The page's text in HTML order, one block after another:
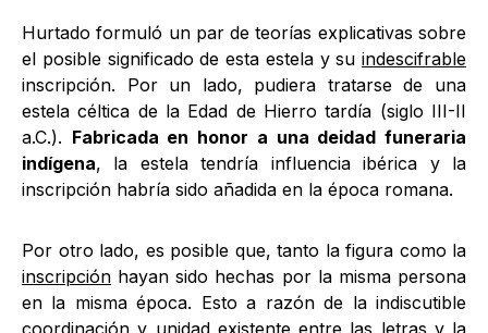
Hurtado formuló un par de teorías explicativas sobre
el posible significado de esta estela y su indescifrable
inscripción. Por un lado, pudiera tratarse de una
estela céltica de la Edad de Hierro tardía (siglo III-II
a.C.). Fabricada en honor a una deidad funeraria
indígena, la estela tendría influencia ibérica y la
inscripción habría sido añadida en la época romana.
Por otro lado, es posible que, tanto la figura como la
inscripción hayan sido hechas por la misma persona
en la misma época. Esto a razón de la indiscutible